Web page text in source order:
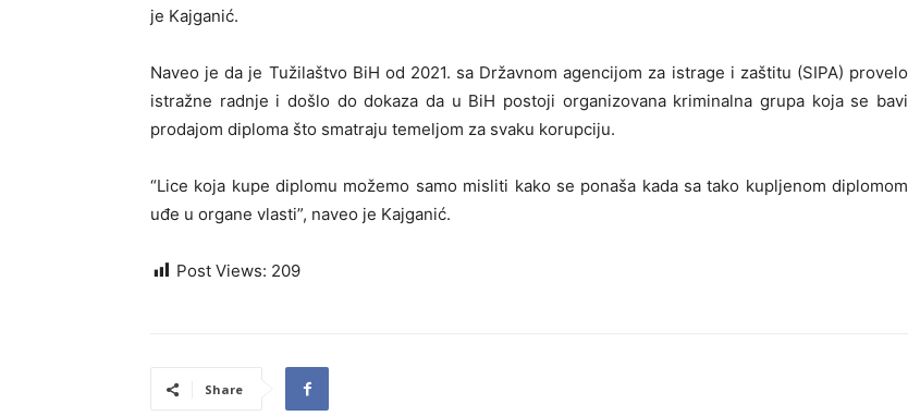
je Kajganić.
Naveo je da je Tužilaštvo BiH od 2021. sa Državnom agencijom za istrage i zaštitu (SIPA) provelo
istražne radnje i došlo do dokaza da u BiH postoji organizovana kriminalna grupa koja se bavi
prodajom diploma što smatraju temeljom za svaku korupciju.
“Lice koja kupe diplomu možemo samo misliti kako se ponaša kada sa tako kupljenom diplomom
uđe u organe vlasti”, naveo je Kajganić.
Post Views: 209
Share